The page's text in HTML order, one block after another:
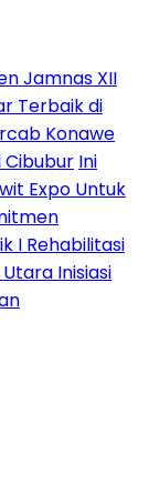
Jamnas XII
Terbaik di
Konawe
Cibubur Ini
Expo Untuk
I Rehabilitasi
Inisiasi